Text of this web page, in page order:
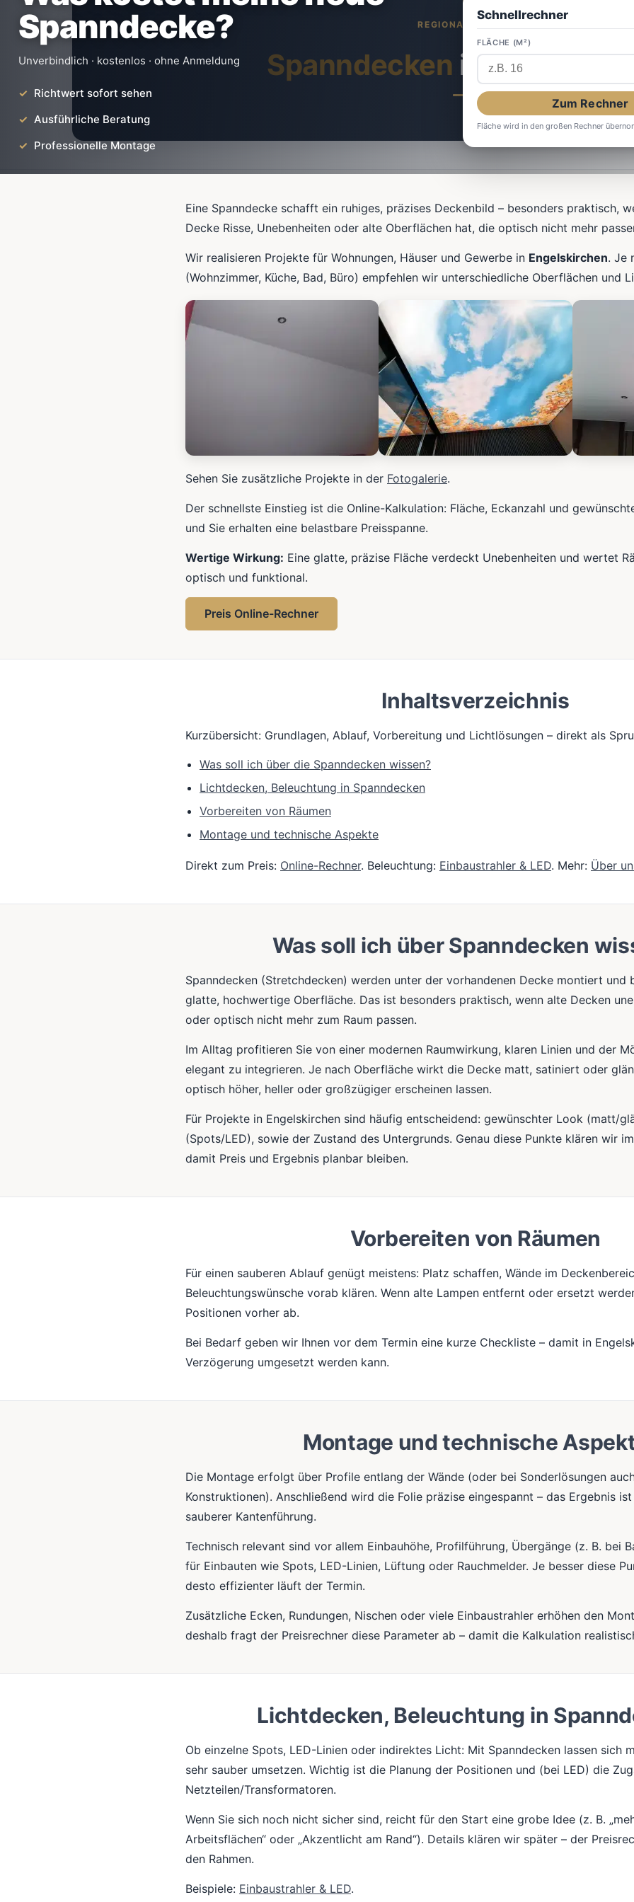
Spanndecke?
Unverbindlich · kostenlos · ohne Anmeldung
Richtwert sofort sehen
Ausführliche Beratung
Professionelle Montage
Schnellrechner
FLÄCHE (M²)
Zum Rechner
Fläche wird in den großen Rechner
Spanndecken in
Eine Spanndecke schafft ein ruhiges, präzises Deckenbild – besonders praktisch,
Decke Risse, Unebenheiten oder alte Oberflächen hat, die optisch nicht mehr
Wir realisieren Projekte für Wohnungen, Häuser und Gewerbe in Engelskirchen. Je
(Wohnzimmer, Küche, Bad, Büro) empfehlen wir unterschiedliche Oberflächen und
Sehen Sie zusätzliche Projekte in der Fotogalerie.
Der schnellste Einstieg ist die Online-Kalkulation: Fläche, Eckanzahl und
und Sie erhalten eine belastbare Preisspanne.
Wertige Wirkung: Eine glatte, präzise Fläche verdeckt Unebenheiten und wertet
optisch und funktional.
Preis Online-Rechner
Inhaltsverzeichnis
Kurzübersicht: Grundlagen, Ablauf, Vorbereitung und Lichtlösungen – direkt als
Was soll ich über die Spanndecken wissen?
Lichtdecken, Beleuchtung in Spanndecken
Vorbereiten von Räumen
Montage und technische Aspekte
Direkt zum Preis: Online-Rechner. Beleuchtung: Einbaustrahler & LED. Mehr: Über
Was soll ich über Spanndecken
Spanndecken (Stretchdecken) werden unter der vorhandenen Decke montiert und
glatte, hochwertige Oberfläche. Das ist besonders praktisch, wenn alte Decken
oder optisch nicht mehr zum Raum passen.
Im Alltag profitieren Sie von einer modernen Raumwirkung, klaren Linien und der
elegant zu integrieren. Je nach Oberfläche wirkt die Decke matt, satiniert oder
optisch höher, heller oder großzügiger erscheinen lassen.
Für Projekte in Engelskirchen sind häufig entscheidend: gewünschter Look (matt/
(Spots/LED), sowie der Zustand des Untergrunds. Genau diese Punkte klären wir
damit Preis und Ergebnis planbar bleiben.
Vorbereiten von Räumen
Für einen sauberen Ablauf genügt meistens: Platz schaffen, Wände im
Beleuchtungswünsche vorab klären. Wenn alte Lampen entfernt oder ersetzt
Positionen vorher ab.
Bei Bedarf geben wir Ihnen vor dem Termin eine kurze Checkliste – damit in
Verzögerung umgesetzt werden kann.
Montage und technische
Die Montage erfolgt über Profile entlang der Wände (oder bei Sonderlösungen
Konstruktionen). Anschließend wird die Folie präzise eingespannt – das Ergebnis
sauberer Kantenführung.
Technisch relevant sind vor allem Einbauhöhe, Profilführung, Übergänge (z. B. bei
für Einbauten wie Spots, LED-Linien, Lüftung oder Rauchmelder. Je besser diese
desto effizienter läuft der Termin.
Zusätzliche Ecken, Rundungen, Nischen oder viele Einbaustrahler erhöhen den
deshalb fragt der Preisrechner diese Parameter ab – damit die Kalkulation
Lichtdecken, Beleuchtung in
Ob einzelne Spots, LED-Linien oder indirektes Licht: Mit Spanndecken lassen sich
sehr sauber umsetzen. Wichtig ist die Planung der Positionen und (bei LED) die
Netzteilen/Transformatoren.
Wenn Sie sich noch nicht sicher sind, reicht für den Start eine grobe Idee (z. B.
Arbeitsflächen“ oder „Akzentlicht am Rand“). Details klären wir später – der
den Rahmen.
Beispiele: Einbaustrahler & LED.